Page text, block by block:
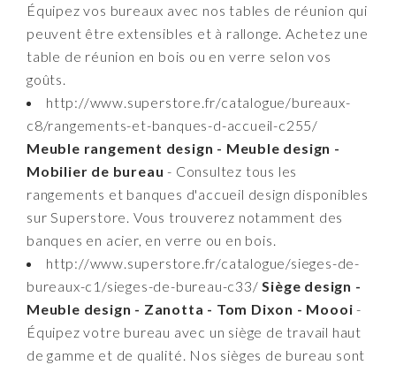
Équipez vos bureaux avec nos tables de réunion qui
peuvent être extensibles et à rallonge. Achetez une
table de réunion en bois ou en verre selon vos
goûts.
http://www.superstore.fr/catalogue/bureaux-
c8/rangements-et-banques-d-accueil-c255/
Meuble rangement design - Meuble design -
Mobilier de bureau - Consultez tous les
rangements et banques d'accueil design disponibles
sur Superstore. Vous trouverez notamment des
banques en acier, en verre ou en bois.
http://www.superstore.fr/catalogue/sieges-de-
bureaux-c1/sieges-de-bureau-c33/Siège design -
Meuble design - Zanotta - Tom Dixon - Moooi -
Équipez votre bureau avec un siège de travail haut
de gamme et de qualité. Nos sièges de bureau sont